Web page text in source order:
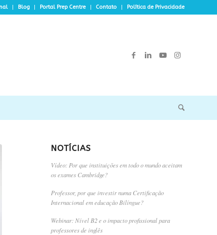
Blog Portal Prep Centre Contato Política de Privacidade
NOTÍCIAS
Vídeo: Por que instituições em todo o mundo aceitam
os exames Cambridge?
Professor, por que investir numa Certificação
Internacional em educação Bilíngue?
Webinar: Nível B2 e o impacto profissional para
professores de inglês